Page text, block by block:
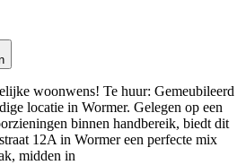
woonwens! Te huur: Gemeubileerd
locatie in Wormer. Gelegen op een
binnen handbereik, biedt dit
12A in Wormer een perfecte mix
midden in